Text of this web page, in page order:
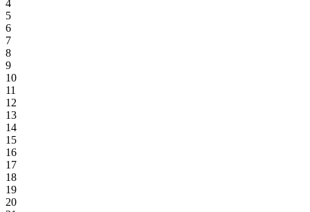
4
5
6
7
8
9
10
11
12
13
14
15
16
17
18
19
20